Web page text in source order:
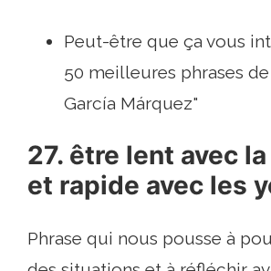
Peut-être que ça vous
50 meilleures phrases
García Márquez"
27. être lent avec
et rapide avec les
Phrase qui nous pousse à